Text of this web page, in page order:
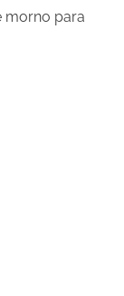
morno para